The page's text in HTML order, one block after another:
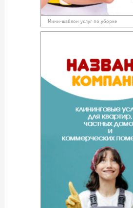
Мини-шаблон услуг по уборке